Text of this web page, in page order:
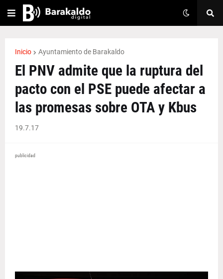
Inicio Ayuntamiento de Barakaldo
El PNV admite que la ruptura del
pacto con el PSE puede afectar a
las promesas sobre OTA y Kbus
19.7.17
publicidad